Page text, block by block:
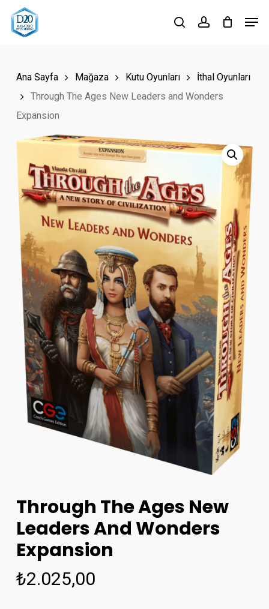
Skip
searchaccount
Ana Sayfa Mağaza Kutu Oyunları
İthal Oyunları
Through The Ages New Leaders and Wonders
Expansion
Through The Ages New
Leaders And Wonders
Expansion
₺2.025,00